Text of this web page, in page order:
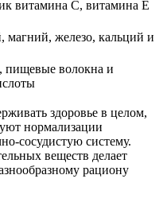
витамина С, витамина Е
магний, железо, кальций и
пищевые волокна и
здоровье в целом,
нормализации
сосудистую систему.
веществ делает
рациону